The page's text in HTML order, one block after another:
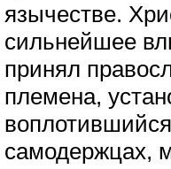
язычестве.
сильнейшее
принял
племена,
самодержцах,